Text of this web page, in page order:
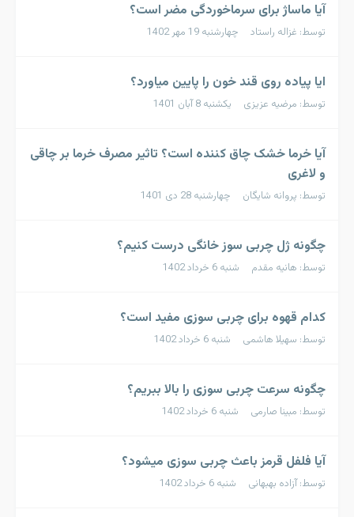
آیا ماساژ برای سرماخوردگی مضر است؟
توسط: غزاله راستاد چهارشنبه 19 مهر 1402
ایا پیاده روی قند خون را پایین میاورد؟
توسط: مرضیه عزیزی یکشنبه 8 آبان 1401
آیا خرما خشک چاق کننده است؟ تاثیر مصرف خرما بر چاقی
و لاغری
توسط: پروانه شایگان چهارشنبه 28 دی 1401
چگونه ژل چربی سوز خانگی درست کنیم؟
توسط: هانیه مقدم شنبه 6 خرداد 1402
کدام قهوه برای چربی سوزی مفید است؟
توسط: سهیلا هاشمی شنبه 6 خرداد 1402
چگونه سرعت چربی سوزی را بالا ببریم؟
توسط: مبینا صارمی شنبه 6 خرداد 1402
آیا فلفل قرمز باعث چربی سوزی میشود؟
توسط: آزاده بهبهانی شنبه 6 خرداد 1402